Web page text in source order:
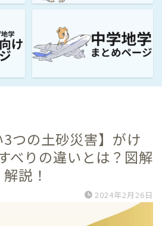
3つの土砂災害】がけ
べりの違いとは？図解
説！
2024年2月26日